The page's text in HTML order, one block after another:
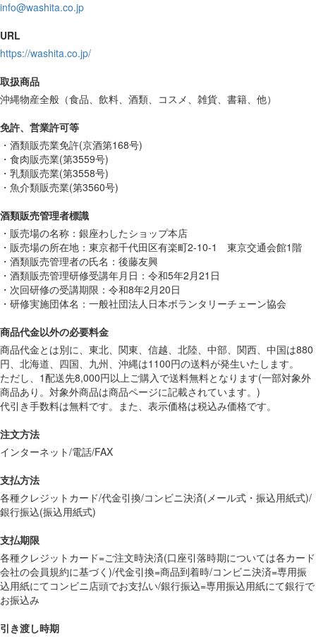
info@washita.co.jp
URL
https://washita.co.jp/
取扱商品
沖縄物産全般（食品、飲料、酒類、コスメ、雑貨、書籍、他）
免許、営業許可等
・酒類販売業免許(京酒第168号)
・食肉販売業(第3559号)
・乳類販売業(第3558号)
・魚介類販売業(第3560号)
酒類販売管理者標識
・販売場の名称：銀座わしたショップ本店
・販売場の所在地：東京都千代田区有楽町2-10-1 東京交通会館1階
・酒類販売管理者の氏名：後藤友興
・酒類販売管理研修受講年月日：令和5年2月21日
・次回研修の受講期限：令和8年2月20日
・研修実施団体名：一般社団法人日本ボランタリーチェーン協会
商品代金以外の必要料金
商品代金とは別に、東北、関東、信越、北陸、中部、関西、中国は880
円、北海道、四国、九州、沖縄は1100円の送料が発生いたします。
ただし、1配送先8,000円以上ご購入で送料無料となります(一部対象外
商品あり。対象外商品は商品ページに記載されています。)
代引き手数料は無料です。また、表示価格は税込み価格です。
注文方法
インターネット/電話/FAX
支払方法
各種クレジットカード/代金引換/コンビニ決済(メール式・振込用紙式)/
銀行振込(振込用紙式)
支払期限
各種クレジットカード=ご注文時決済(口座引落時期については各カード
会社の会員規約に基づく)/代金引換=商品到着時/コンビニ決済=専用振
込用紙にてコンビニ店頭でお支払い/銀行振込=専用振込用紙にて銀行で
お振込み
引き渡し時期